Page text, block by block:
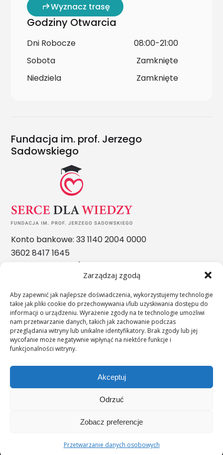
Zarządzaj zgodą
Aby zapewnić jak najlepsze doświadczenia, wykorzystujemy technologie
takie jak pliki cookie do przechowywania i/lub uzyskiwania dostępu do
informacji o urządzeniu. Wyrażenie zgody na te technologie umożliwi
nam przetwarzanie danych, takich jak zachowanie podczas
przeglądania witryny lub unikalne identyfikatory. Brak zgody lub jej
wycofanie może negatywnie wpłynąć na niektóre funkcje i
funkcjonalności witryny.
Akceptuj
Odrzuć
Zobacz preferencje
Przetwarzanie danych osobowych
Wyznacz trasę
Godziny Otwarcia
Dni Robocze
08:00-21:00
Sobota
Zamknięte
Niedziela
Zamknięte
Fundacja im. prof. Jerzego
Sadowskiego
Konto bankowe: 33 1140 2004 0000
3602 8417 1645
Nasze nagrody
";s:11:"c_on_mobile";s:0:"";